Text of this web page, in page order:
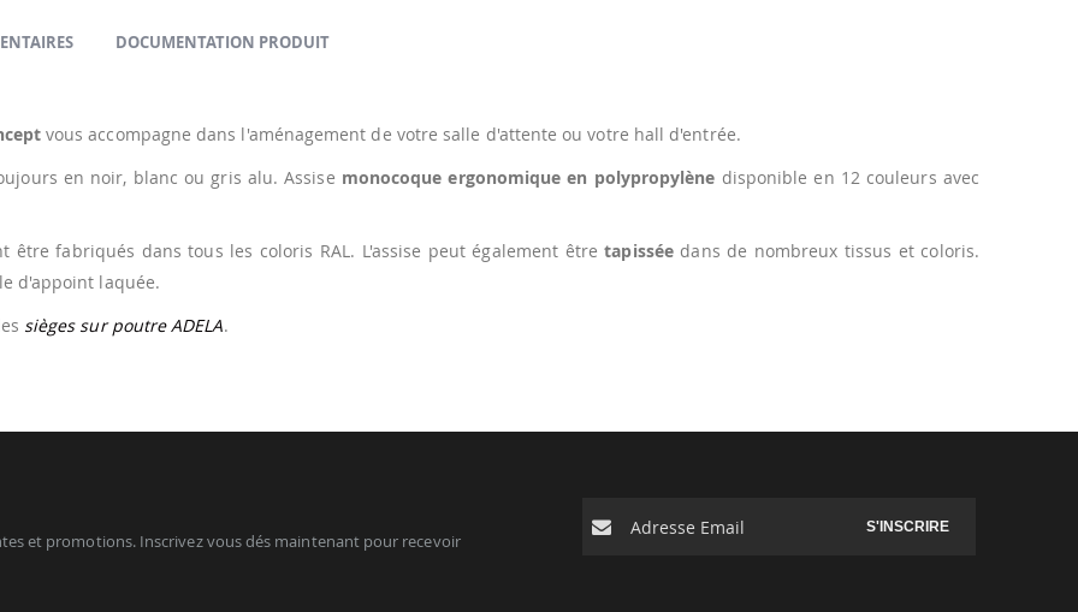
vous accompagne dans l'aménagement de votre salle d'attente ou votre hall d'entrée.
en noir, blanc ou gris alu. Assise monocoque ergonomique en polypropylène disponible en 12 couleurs avec
être fabriqués dans tous les coloris RAL. L'assise peut également êtretapisséedans de nombreux tissus et coloris.
d'appoint laquée.
sièges sur poutre ADELA.
DOCUMENTATION PRODUIT
et promotions. Inscrivez vous dés maintenant pour recevoir
S'INSCRIRE